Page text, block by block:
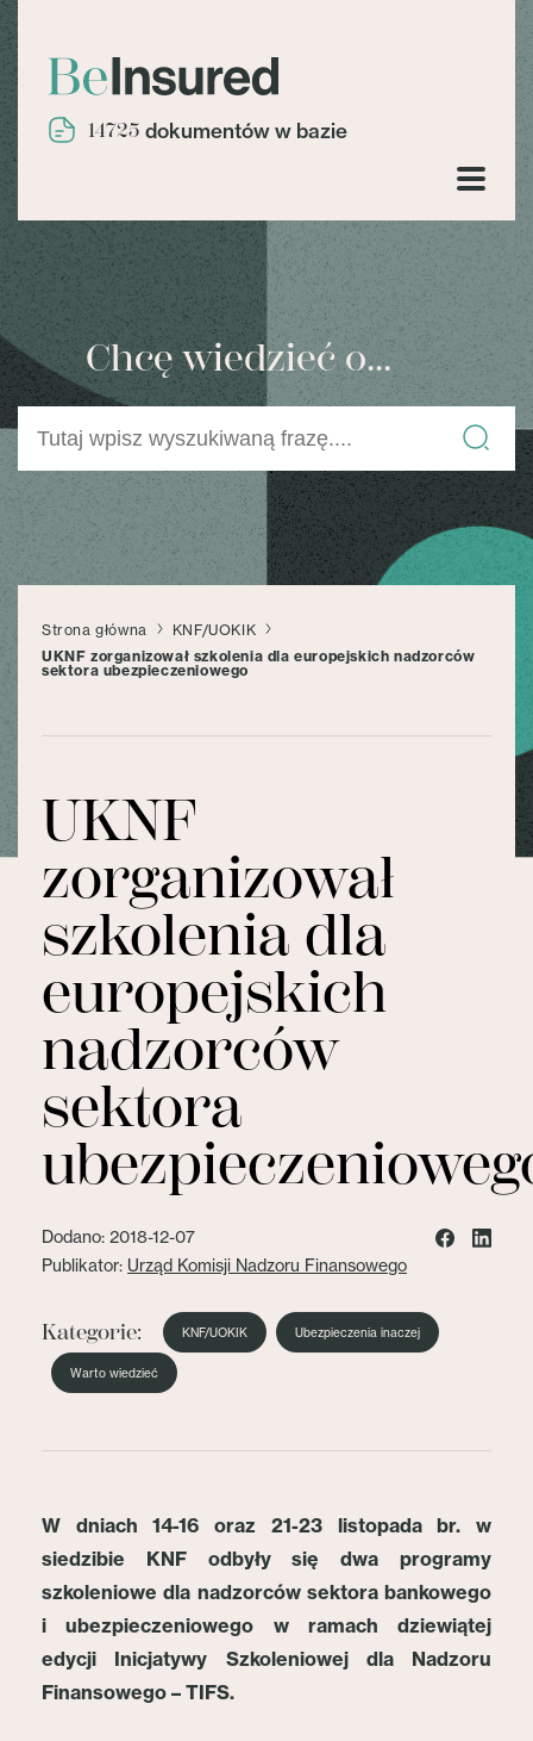
14725 dokumentów w bazie
Chcę wiedzieć o...
Strona główna
KNF/UOKIK
UKNF zorganizował szkolenia dla europejskich nadzorców
sektora ubezpieczeniowego
UKNF
zorganizował
szkolenia dla
europejskich
nadzorców
sektora
Dodano: 2018-12-07
Publikator: Urząd Komisji Nadzoru Finansowego
Kategorie: KNF/UOKIK Ubezpieczenia inaczej
Warto wiedzieć
W dniach 14-16 oraz 21-23 listopada br. w
siedzibie KNF odbyły się dwa programy
szkoleniowe dla nadzorców sektora bankowego
i ubezpieczeniowego w ramach dziewiątej
edycji Inicjatywy Szkoleniowej dla Nadzoru
Finansowego – TIFS.